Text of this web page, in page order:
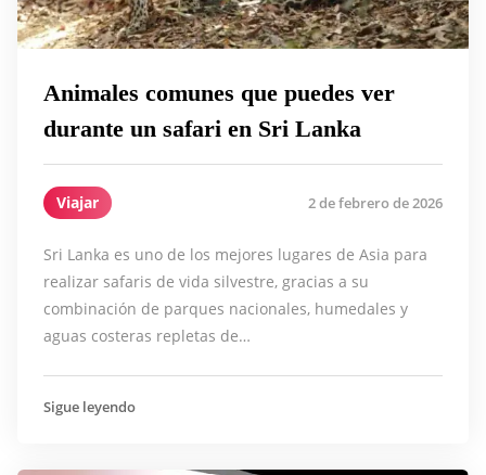
Animales comunes que puedes ver
durante un safari en Sri Lanka
Viajar 2 de febrero de 2026
Sri Lanka es uno de los mejores lugares de Asia para
realizar safaris de vida silvestre, gracias a su
combinación de parques nacionales, humedales y
aguas costeras repletas de…
Sigue leyendo